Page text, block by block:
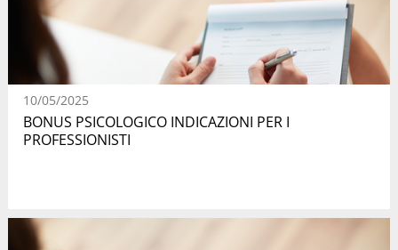
10/05/2025
BONUS PSICOLOGICO INDICAZIONI PER I
PROFESSIONISTI